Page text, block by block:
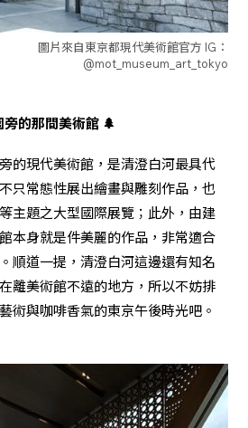
圖片來自東京都現代美術館官方 IG：
@mot_museum_art_tokyo
旁的那間美術館 🌲
的現代美術館，是清澄白河最具代
只常態性展出繪畫與雕刻作品，也
主題之大型國際展覽；此外，由建
本身就是件美麗的作品，非常適合
順道一提，清澄白河這邊還有知名
離美術館不遠的地方，所以不妨排
術與咖啡香氣的東京午後時光吧。